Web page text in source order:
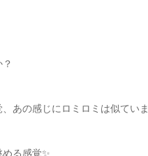
あの感じにロミロミは似てい
る感覚✨